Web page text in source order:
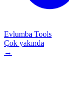
Evlumba Tools
Çok yakında
→